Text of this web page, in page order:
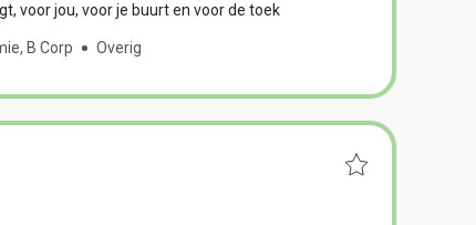
voor jou, voor je buurt en voor de toek
B Corp Overig